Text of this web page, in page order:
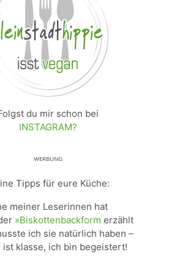
du mir schon bei
INSTAGRAM?
ᵂᴱᴿᴮᵁᴺᴳ
Tipps für eure Küche:
meiner Leserinnen hat
»Biskottenbackform erzählt
ich sie natürlich haben –
ist klasse, ich bin begeistert!